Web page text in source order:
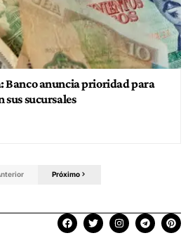
Banco anuncia prioridad para
sus sucursales
Próximo